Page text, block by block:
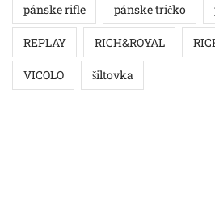
pánske rifle pánske tričko
REPLAY RICH&ROYAL
VICOLO šiltovka